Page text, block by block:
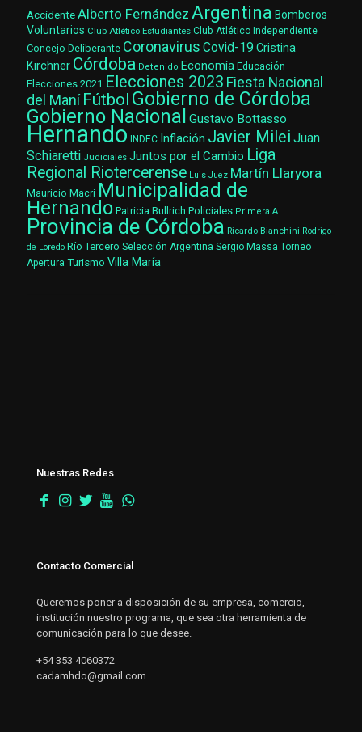
AccidenteAlberto Fernández Argentina Bomberos
Voluntarios Club Atlético Estudiantes Club Atlético Independiente
Concejo Deliberante Coronavirus Covid-19 Cristina
Kirchner Córdoba Detenido Economía Educación
Elecciones 2021 Elecciones 2023 Fiesta Nacional
del Maní Fútbol Gobierno de Córdoba
Gobierno Nacional Gustavo Bottasso
Hernando INDEC Inflación Javier Milei Juan
Schiaretti Judiciales Juntos por el Cambio Liga
Regional Riotercerense Luis Juez Martín Llaryora
Mauricio Macri Municipalidad de
Hernando Patricia Bullrich Policiales Primera A
Provincia de Córdoba Ricardo Bianchini Rodrigo
de Loredo Río Tercero Selección Argentina Sergio Massa Torneo
Apertura Turismo Villa María
Nuestras Redes
Contacto Comercial
Queremos poner a disposición de su empresa, comercio,
institución nuestro programa, que sea otra herramienta de
comunicación para lo que desee.
+54 353 4060372
cadamhdo@gmail.com